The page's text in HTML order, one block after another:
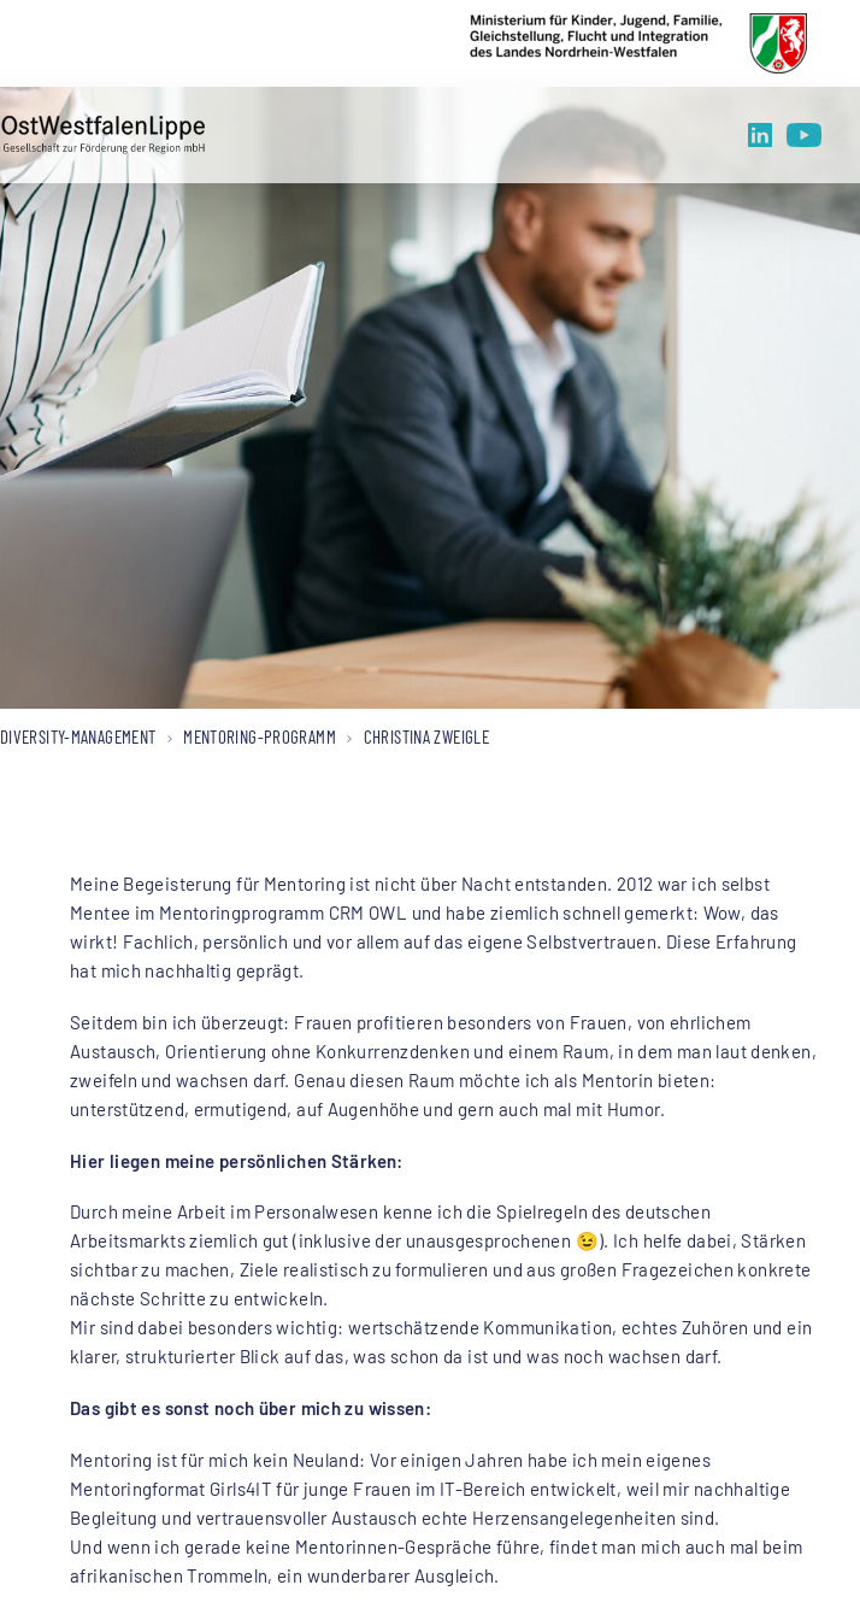
DIVERSITY-MANAGEMENT MENTORING-PROGRAMM CHRISTINA ZWEIGLE
Meine Begeisterung für Mentoring ist nicht über Nacht entstanden. 2012 war ich selbst
Mentee im Mentoringprogramm CRM OWL und habe ziemlich schnell gemerkt: Wow, das
wirkt! Fachlich, persönlich und vor allem auf das eigene Selbstvertrauen. Diese Erfahrung
hat mich nachhaltig geprägt.
Seitdem bin ich überzeugt: Frauen profitieren besonders von Frauen, von ehrlichem
Austausch, Orientierung ohne Konkurrenzdenken und einem Raum, in dem man laut denken,
zweifeln und wachsen darf. Genau diesen Raum möchte ich als Mentorin bieten:
unterstützend, ermutigend, auf Augenhöhe und gern auch mal mit Humor.
Hier liegen meine persönlichen Stärken:
Durch meine Arbeit im Personalwesen kenne ich die Spielregeln des deutschen
Arbeitsmarkts ziemlich gut (inklusive der unausgesprochenen 😉). Ich helfe dabei, Stärken
sichtbar zu machen, Ziele realistisch zu formulieren und aus großen Fragezeichen konkrete
nächste Schritte zu entwickeln.
Mir sind dabei besonders wichtig: wertschätzende Kommunikation, echtes Zuhören und ein
klarer, strukturierter Blick auf das, was schon da ist und was noch wachsen darf.
Das gibt es sonst noch über mich zu wissen:
Mentoring ist für mich kein Neuland: Vor einigen Jahren habe ich mein eigenes
Mentoringformat Girls4IT für junge Frauen im IT-Bereich entwickelt, weil mir nachhaltige
Begleitung und vertrauensvoller Austausch echte Herzensangelegenheiten sind.
Und wenn ich gerade keine Mentorinnen-Gespräche führe, findet man mich auch mal beim
afrikanischen Trommeln, ein wunderbarer Ausgleich.